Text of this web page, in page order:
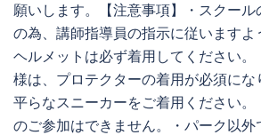
願いします。【注意事項】・スクール
の為、講師指導員の指示に従いますよ
ヘルメットは必ず着用してください。
様は、プロテクターの着用が必須に
平らなスニーカーをご着用ください
のご参加はできません。・パーク以外